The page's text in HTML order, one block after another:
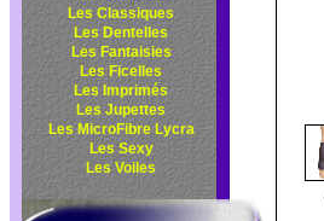
Les Classiques
Les Dentelles
Les Fantaisies
Les Ficelles
Les Imprimés
Les Jupettes
Les MicroFibre Lycra
Les Sexy
Les Voiles